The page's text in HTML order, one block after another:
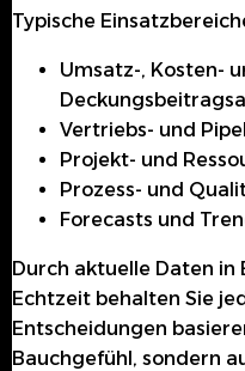
Typische
Umsatz-, Kosten-
Vertriebs- und
Projekt- und
Prozess- und
Forecasts und
Durch aktuelle Daten
Echtzeit behalten Sie
Entscheidungen
Bauchgefühl, sondern